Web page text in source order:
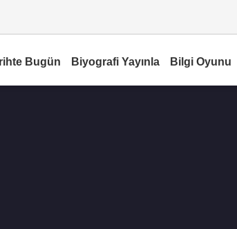
Bugün Biyografi Yayınla Bilgi Oyunu